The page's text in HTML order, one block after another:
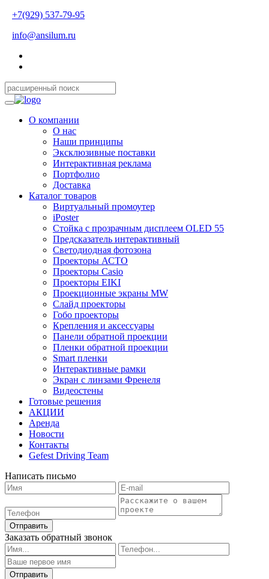
+7(929) 537-79-95
info@ansilum.ru
О компании
О нас
Наши принципы
Эксклюзивные поставки
Интерактивная реклама
Портфолио
Доставка
Каталог товаров
Виртуальный промоутер
iPoster
Стойка с прозрачным дисплеем OLED 55
Предсказатель интерактивный
Светодиодная фотозона
Проекторы АСТО
Проекторы Casio
Проекторы EIKI
Проекционные экраны MW
Слайд проекторы
Гобо проекторы
Крепления и аксессуары
Панели обратной проекции
Пленки обратной проекции
Smart пленки
Интерактивные рамки
Экран с линзами Френеля
Видеостены
Готовые решения
АКЦИИ
Аренда
Новости
Контакты
Gefest Driving Team
Написать письмо
Отправить
Заказать обратный звонок